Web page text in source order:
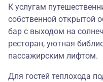
К услугам
собственной открытой
бар с выходом на
ресторан, уютная
пассажирским лифтом.
Для гостей теплохода